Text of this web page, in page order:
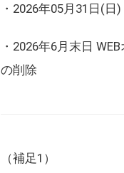
・2026年05月31日(
・2026年6月末日
の削除
（補足1）